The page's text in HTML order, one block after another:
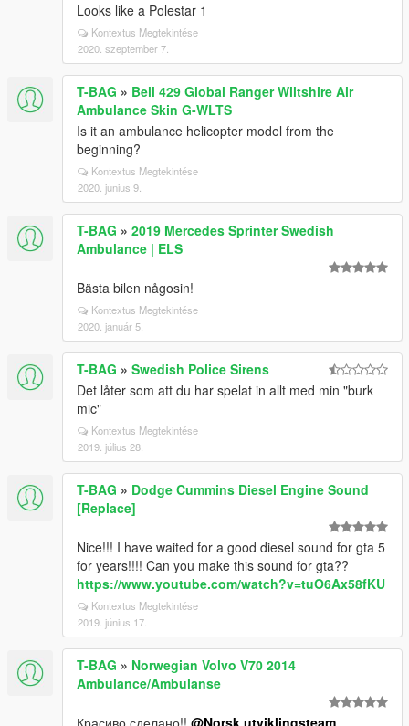
Looks like a Polestar 1
Kontextus Megtekintése
2020. szeptember 7.
T-BAG » Bell 429 Global Ranger Wiltshire Air
Ambulance Skin G-WLTS
Is it an ambulance helicopter model from the
beginning?
Kontextus Megtekintése
2020. június 9.
T-BAG » 2019 Mercedes Sprinter Swedish
Ambulance | ELS
Bästa bilen någosin!
Kontextus Megtekintése
2020. január 5.
T-BAG » Swedish Police Sirens
Det låter som att du har spelat in allt med min "burk
mic"
Kontextus Megtekintése
2019. július 28.
T-BAG » Dodge Cummins Diesel Engine Sound
[Replace]
Nice!!! I have waited for a good diesel sound for gta 5
for years!!!! Can you make this sound for gta??
https://www.youtube.com/watch?v=tuO6Ax58fKU
Kontextus Megtekintése
2019. június 17.
T-BAG » Norwegian Volvo V70 2014
Ambulance/Ambulanse
Красиво сделано!! @Norsk utviklingsteam